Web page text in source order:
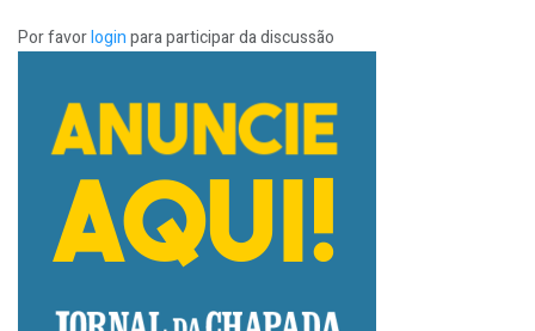
Por favorloginpara participar da discussão